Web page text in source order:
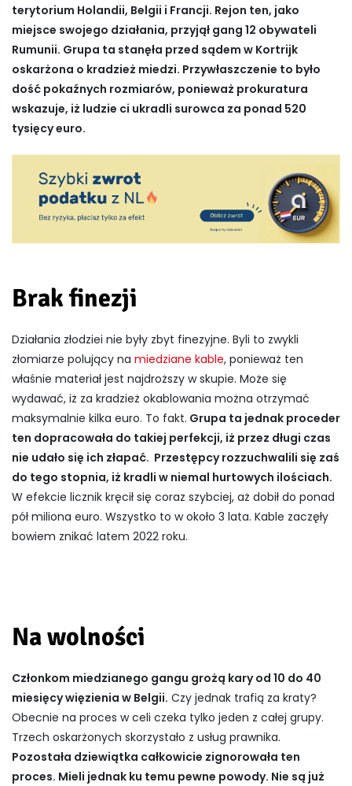
terytorium Holandii, Belgii i Francji. Rejon ten, jako
miejsce swojego działania, przyjął gang 12 obywateli
Rumunii. Grupa ta stanęła przed sądem w Kortrijk
oskarżona o kradzież miedzi. Przywłaszczenie to było
dość pokaźnych rozmiarów, ponieważ prokuratura
wskazuje, iż ludzie ci ukradli surowca za ponad 520
tysięcy euro.
Brak finezji
Działania złodziei nie były zbyt finezyjne. Byli to zwykli
złomiarze polujący na miedziane kable, ponieważ ten
właśnie materiał jest najdroższy w skupie. Może się
wydawać, iż za kradzież okablowania można otrzymać
maksymalnie kilka euro. To fakt. Grupa ta jednak proceder
ten dopracowała do takiej perfekcji, iż przez długi czas
nie udało się ich złapać. Przestępcy rozzuchwalili się zaś
do tego stopnia, iż kradli w niemal hurtowych ilościach.
W efekcie licznik kręcił się coraz szybciej, aż dobił do ponad
pół miliona euro. Wszystko to w około 3 lata. Kable zaczęły
bowiem znikać latem 2022 roku.
Na wolności
Członkom miedzianego gangu grożą kary od 10 do 40
miesięcy więzienia w Belgii. Czy jednak trafią za kraty?
Obecnie na proces w celi czeka tylko jeden z całej grupy.
Trzech oskarżonych skorzystało z usług prawnika.
Pozostała dziewiątka całkowicie zignorowała ten
proces. Mieli jednak ku temu pewne powody. Nie są już